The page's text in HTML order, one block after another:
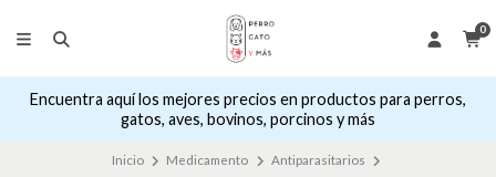
0
Encuentra aquí los mejores precios en productos para perros,
gatos, aves, bovinos, porcinos y más
Inicio Medicamento
Antiparasitarios